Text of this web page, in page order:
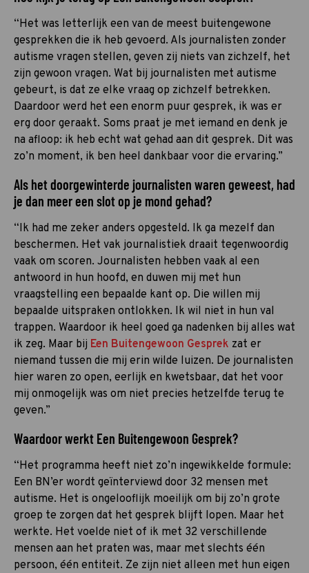
“Het was letterlijk een van de meest buitengewone
gesprekken die ik heb gevoerd. Als journalisten zonder
autisme vragen stellen, geven zij niets van zichzelf, het
zijn gewoon vragen. Wat bij journalisten met autisme
gebeurt, is dat ze elke vraag op zichzelf betrekken.
Daardoor werd het een enorm puur gesprek, ik was er
erg door geraakt. Soms praat je met iemand en denk je
na afloop: ik heb echt wat gehad aan dit gesprek. Dit was
zo’n moment, ik ben heel dankbaar voor die ervaring.”
Als het doorgewinterde journalisten waren geweest, had
je dan meer een slot op je mond gehad?
“Ik had me zeker anders opgesteld. Ik ga mezelf dan
beschermen. Het vak journalistiek draait tegenwoordig
vaak om scoren. Journalisten hebben vaak al een
antwoord in hun hoofd, en duwen mij met hun
vraagstelling een bepaalde kant op. Die willen mij
bepaalde uitspraken ontlokken. Ik wil niet in hun val
trappen. Waardoor ik heel goed ga nadenken bij alles wat
ik zeg. Maar bij Een Buitengewoon Gesprek zat er
niemand tussen die mij erin wilde luizen. De journalisten
hier waren zo open, eerlijk en kwetsbaar, dat het voor
mij onmogelijk was om niet precies hetzelfde terug te
geven.”
Waardoor werkt Een Buitengewoon Gesprek?
“Het programma heeft niet zo’n ingewikkelde formule:
Een BN’er wordt geïnterviewd door 32 mensen met
autisme. Het is ongelooflijk moeilijk om bij zo’n grote
groep te zorgen dat het gesprek blijft lopen. Maar het
werkte. Het voelde niet of ik met 32 verschillende
mensen aan het praten was, maar met slechts één
persoon, één entiteit. Ze zijn niet alleen met hun eigen